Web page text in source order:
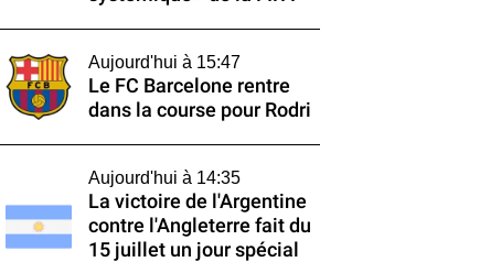
Aujourd'hui à 15:47
Le FC Barcelone rentre
dans la course pour Rodri
Aujourd'hui à 14:35
La victoire de l'Argentine
contre l'Angleterre fait du
15 juillet un jour spécial